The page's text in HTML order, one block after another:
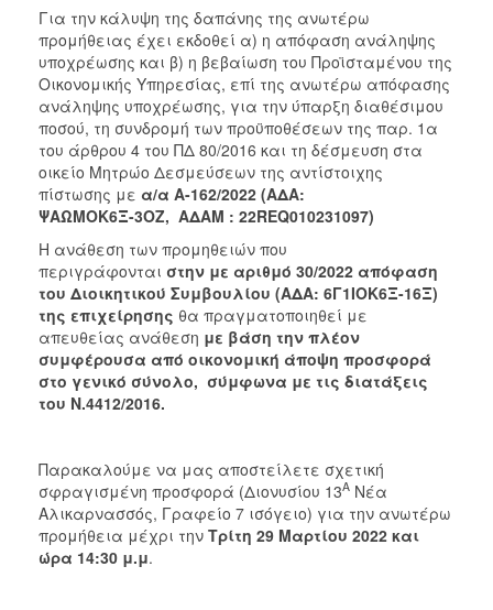
2013
ΤΟΠΟΣ
ΠΟΛΙΤΙΣΜΟΣ
ΑΝΘΕΚΤΙΚΗ
ΠΟΛΗ
Για την κάλυψη της δαπάνης της ανωτέρω
προμήθειας έχει εκδοθεί α) η απόφαση ανάληψης
υποχρέωσης και β) η βεβαίωση του Προϊσταμένου της
Οικονομικής Υπηρεσίας, επί της ανωτέρω απόφασης
ανάληψης υποχρέωσης, για την ύπαρξη διαθέσιμου
ποσού, τη συνδρομή των προϋποθέσεων της παρ. 1α
του άρθρου 4 του ΠΔ 80/2016 και τη δέσμευση στα
οικείο Μητρώο Δεσμεύσεων της αντίστοιχης
πίστωσης με α/α Α-162/2022 (ΑΔΑ:
ΨΑΩΜΟΚ6Ξ-3ΟΖ, ΑΔΑΜ : 22REQ010231097)
Η ανάθεση των προμηθειών που
περιγράφονται στην με αριθμό 30/2022 απόφαση
του Διοικητικού Συμβουλίου (ΑΔΑ: 6Γ1ΙΟΚ6Ξ-16Ξ)
της επιχείρησης θα πραγματοποιηθεί με
απευθείας ανάθεση με βάση την πλέον
συμφέρουσα από οικονομική άποψη προσφορά
στο γενικό σύνολο, σύμφωνα με τις διατάξεις
του Ν.4412/2016.
Παρακαλούμε να μας αποστείλετε σχετική
σφραγισμένη προσφορά (Διονυσίου 13Α Νέα
Αλικαρνασσός, Γραφείο 7 ισόγειο) για την ανωτέρω
προμήθεια μέχρι την Τρίτη 29 Μαρτίου 2022 και
ώρα 14:30 μ.μ.